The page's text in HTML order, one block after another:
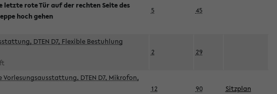
letzte rote Tür auf der rechten Seite des
hoch gehen
5 45
DTEN D7, Flexible Bestuhlung
2 29
DTEN D7, Mikrofon,
12 90 Sitzplan